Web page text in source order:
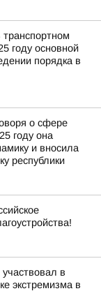
году основной
порядка в
о сфере
году она
и вносила
республики
в
экстремизма в